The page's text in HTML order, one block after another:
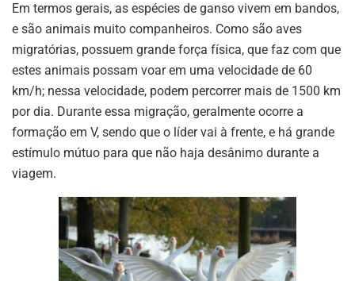
Em termos gerais, as espécies de ganso vivem em bandos,
e são animais muito companheiros. Como são aves
migratórias, possuem grande força física, que faz com que
estes animais possam voar em uma velocidade de 60
km/h; nessa velocidade, podem percorrer mais de 1500 km
por dia. Durante essa migração, geralmente ocorre a
formação em V, sendo que o líder vai à frente, e há grande
estímulo mútuo para que não haja desânimo durante a
viagem.